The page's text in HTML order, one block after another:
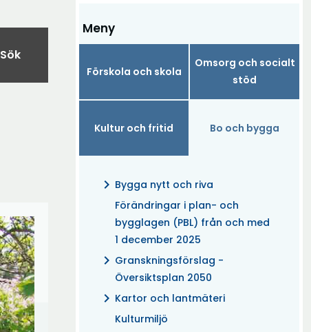
Sök
Meny
Förskola och skola
Omsorg och socialt
stöd
Kultur och fritid Bo och bygga
chevron_right Bygga nytt och riva
Förändringar i plan- och
bygglagen (PBL) från och med
1 december 2025
chevron_right Granskningsförslag -
Översiktsplan 2050
chevron_right Kartor och lantmäteri
Kulturmiljö